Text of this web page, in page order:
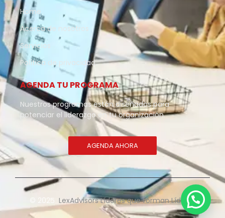
Home
Acerca de nosotros
Servicios
Política de privacidad
AGENDA TU PROGRAMA
Nuestros programas están diseñados para
potenciar el liderazgo en tu organización.
AGENDA AHORA
© 2025 LexAdvisors Líderes que forman Líderes